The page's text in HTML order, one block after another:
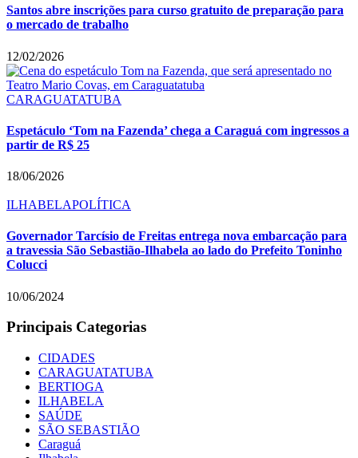
Santos abre inscrições para curso gratuito de preparação para
o mercado de trabalho
12/02/2026
CARAGUATATUBA
Espetáculo ‘Tom na Fazenda’ chega a Caraguá com ingressos a
partir de R$ 25
18/06/2026
ILHABELAPOLÍTICA
Governador Tarcísio de Freitas entrega nova embarcação para
a travessia São Sebastião-Ilhabela ao lado do Prefeito Toninho
Colucci
10/06/2024
Principais Categorias
CIDADES
CARAGUATATUBA
BERTIOGA
ILHABELA
SAÚDE
SÃO SEBASTIÃO
Caraguá